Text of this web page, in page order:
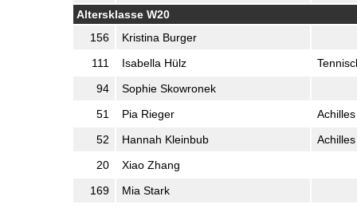
Altersklasse W20
156
Kristina Burger
111
Isabella Hülz
94
Sophie Skowronek
51
Pia Rieger
52
Hannah Kleinbub
20
Xiao Zhang
169
Mia Stark